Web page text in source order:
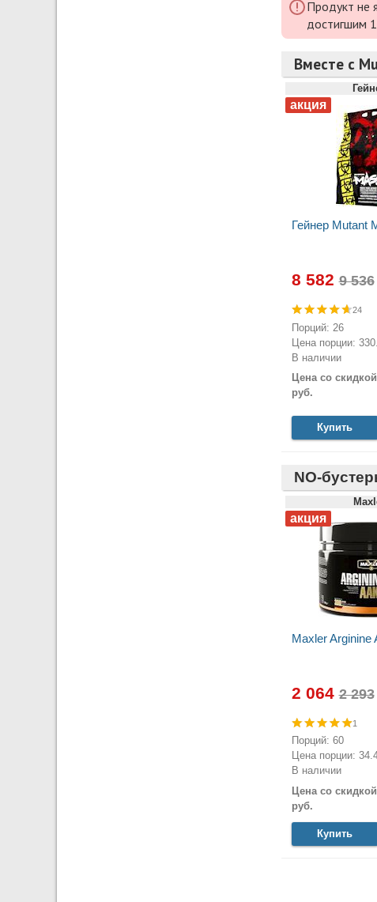
Продукт не
достигшим
Вместе с
Гейнер Mutant
8 582
24
Порций: 26
Цена порции:
В наличии
Цена со
руб.
Купить
NO-
Maxler Arginine
2 064
1
Порций: 60
Цена порции:
В наличии
Цена со
руб.
Купить